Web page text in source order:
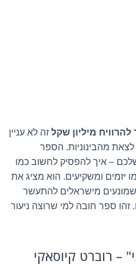
להרוויח מיליון שקל זה לא עניין
מהבינוניות. הספר
– איך להפסיק לחשוב כמו
יזמים ומשקיעים. הוא מציג את
שמונעים מישראלים להתעשר
ספר חובה למי שרוצה ניעור